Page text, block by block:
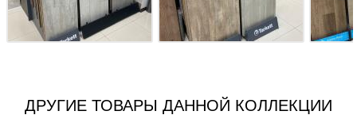
ДРУГИЕ ТОВАРЫ ДАННОЙ КОЛЛЕКЦИИ